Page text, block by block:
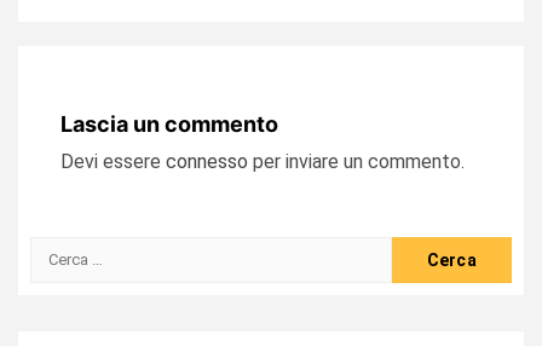
Lascia un commento
Devi essere connesso per inviare un commento.
Ricerca